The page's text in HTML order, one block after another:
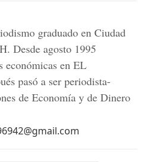
graduado en Ciudad
Desde agosto 1995
económicas en EL
pasó a ser periodista-
de Economía y de Dinero